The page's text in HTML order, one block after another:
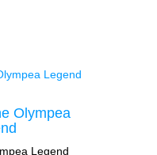
Olympea
Legend